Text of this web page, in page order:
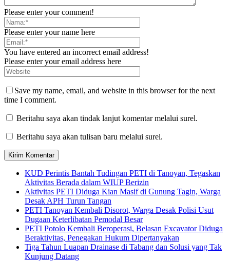
Please enter your comment!
Please enter your name here
You have entered an incorrect email address!
Please enter your email address here
Save my name, email, and website in this browser for the next
time I comment.
Beritahu saya akan tindak lanjut komentar melalui surel.
Beritahu saya akan tulisan baru melalui surel.
KUD Perintis Bantah Tudingan PETI di Tanoyan, Tegaskan
Aktivitas Berada dalam WIUP Berizin
Aktivitas PETI Diduga Kian Masif di Gunung Tagin, Warga
Desak APH Turun Tangan
PETI Tanoyan Kembali Disorot, Warga Desak Polisi Usut
Dugaan Keterlibatan Pemodal Besar
PETI Potolo Kembali Beroperasi, Belasan Excavator Diduga
Beraktivitas, Penegakan Hukum Dipertanyakan
Tiga Tahun Luapan Drainase di Tabang dan Solusi yang Tak
Kunjung Datang